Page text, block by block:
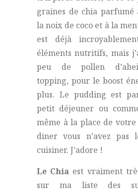
graines de chia parfumé
la noix de coco et à la
est déjà
éléments nutritifs, mais
peu de pollen
topping, pour le boost
plus. Le pudding est
petit déjeuner ou
même à la place de
diner vous n’avez pas
cuisiner. J’adore !
Le Chia est vraiment
sur ma liste des